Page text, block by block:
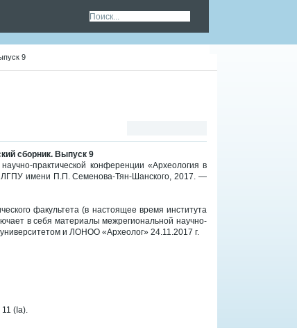
9
сборник. Выпуск 9
практической конференции «Археология в
ЛГПУ имени П.П. Семенова-Тян-Шанского, 2017. —
факультета (в настоящее время института
в себя материалы межрегиональной научно-
и ЛОНОО «Археолог» 24.11.2017 г.
(Ia).